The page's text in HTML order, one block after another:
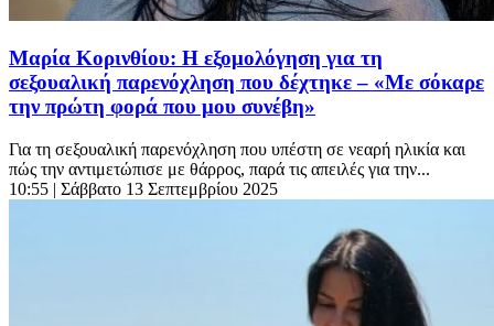
Μαρία Κορινθίου: Η εξομολόγηση για τη
σεξουαλική παρενόχληση που δέχτηκε – «Με σόκαρε
την πρώτη φορά που μου συνέβη»
Για τη σεξουαλική παρενόχληση που υπέστη σε νεαρή ηλικία και
πώς την αντιμετώπισε με θάρρος, παρά τις απειλές για την...
10:55 | Σάββατο 13 Σεπτεμβρίου 2025